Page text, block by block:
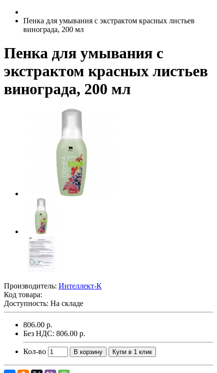
Пенка для умывания с экстрактом красных листьев
винограда, 200 мл
Пенка для умывания с
экстрактом красных листьев
винограда, 200 мл
Производитель: Интеллект-К
Код товара:
Доступность: На складе
806.00 р.
Без НДС: 806.00 р.
Кол-во В корзину Купи в 1 клик